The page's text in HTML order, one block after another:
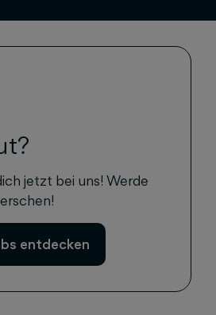
jetzt bei uns! Werde
entdecken